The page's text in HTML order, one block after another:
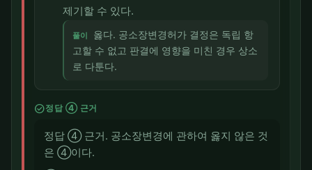
제기할 수 있다.
풀이
옳다. 공소장변경허가 결정은 독립 항
고할 수 없고 판결에 영향을 미친 경우 상소
로 다툰다.
check_circle정답 ④ 근거
정답 ④ 근거. 공소장변경에 관하여 옳지 않은 것
은 ④이다.